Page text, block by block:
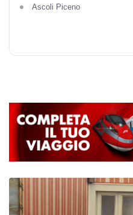
Ascoli Piceno